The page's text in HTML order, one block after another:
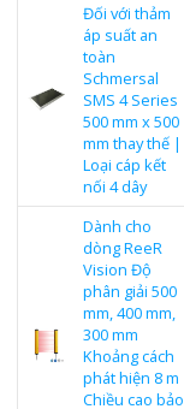
Đối với thảm
áp suất an
toàn
Schmersal
SMS 4 Series
500 mm x 500
mm thay thế |
Loại cáp kết
nối 4 dây
Dành cho
dòng ReeR
Vision Độ
phân giải 500
mm, 400 mm,
300 mm
Khoảng cách
phát hiện 8 m
Chiều cao bảo